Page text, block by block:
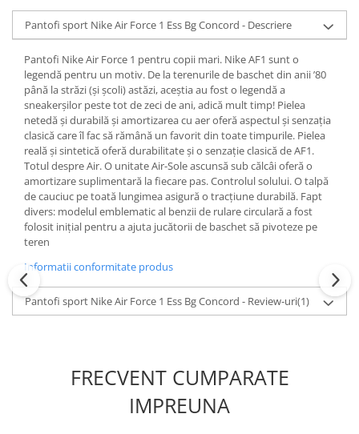
Pantofi sport Nike Air Force 1 Ess Bg Concord - Descriere
Pantofi Nike Air Force 1 pentru copii mari. Nike AF1 sunt o
legendă pentru un motiv. De la terenurile de baschet din anii ’80
până la străzi (și școli) astăzi, aceștia au fost o legendă a
sneakerșilor peste tot de zeci de ani, adică mult timp! Pielea
netedă și durabilă și amortizarea cu aer oferă aspectul și senzația
clasică care îl fac să rămână un favorit din toate timpurile. Pielea
reală și sintetică oferă durabilitate și o senzație clasică de AF1.
Totul despre Air. O unitate Air-Sole ascunsă sub călcâi oferă o
amortizare suplimentară la fiecare pas. Controlul solului. O talpă
de cauciuc pe toată lungimea asigură o tracțiune durabilă. Fapt
divers: modelul emblematic al benzii de rulare circulară a fost
folosit inițial pentru a ajuta jucătorii de baschet să pivoteze pe
teren
Informatii conformitate produs
Pantofi sport Nike Air Force 1 Ess Bg Concord - Review-uri(1)
FRECVENT CUMPARATE
IMPREUNA